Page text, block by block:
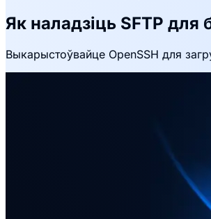
Як наладзіць SFTP
Выкарыстоўвайце OpenSSH для